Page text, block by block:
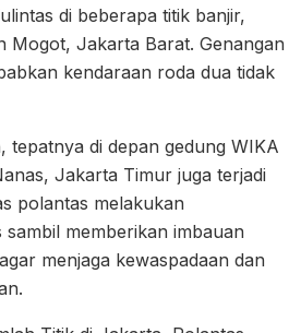
di beberapa titik banjir,
Mogot, Jakarta Barat. Genangan
kendaraan roda dua tidak
tepatnya di depan gedung WIKA
Jakarta Timur juga terjadi
polantas melakukan
memberikan imbauan
menjaga kewaspadaan dan